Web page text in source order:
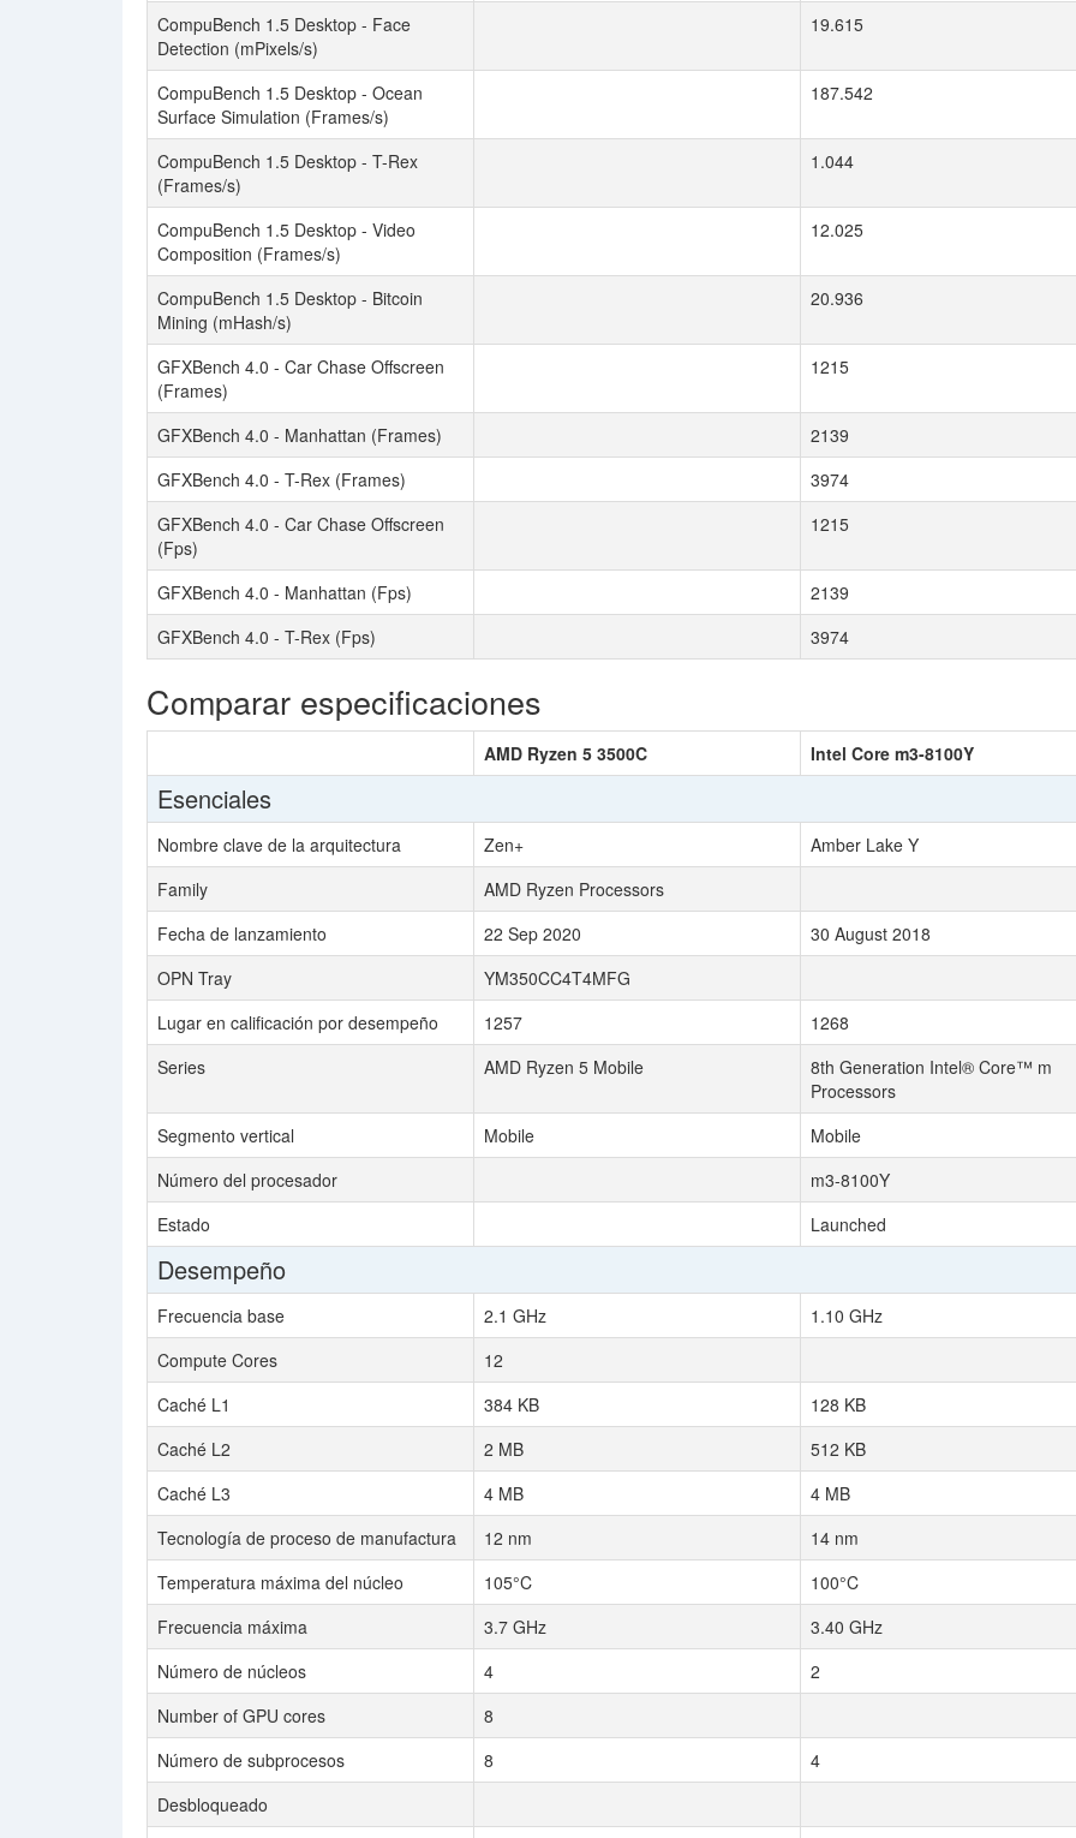
CompuBench 1.5 Desktop - Face
Detection (mPixels/s)
19.615
CompuBench 1.5 Desktop - Ocean
Surface Simulation (Frames/s)
187.542
CompuBench 1.5 Desktop - T-Rex
(Frames/s)
1.044
CompuBench 1.5 Desktop - Video
Composition (Frames/s)
12.025
CompuBench 1.5 Desktop - Bitcoin
Mining (mHash/s)
20.936
GFXBench 4.0 - Car Chase Offscreen
(Frames)
1215
GFXBench 4.0 - Manhattan (Frames)
2139
GFXBench 4.0 - T-Rex (Frames)
3974
GFXBench 4.0 - Car Chase Offscreen
(Fps)
1215
GFXBench 4.0 - Manhattan (Fps)
2139
GFXBench 4.0 - T-Rex (Fps)
3974
Comparar especificaciones
AMD Ryzen 5 3500C Intel Core m3-8100Y
Esenciales
Nombre clave de la arquitectura Zen+
Amber Lake Y
Family
AMD Ryzen Processors
Fecha de lanzamiento
22 Sep 2020
30 August 2018
OPN Tray
YM350CC4T4MFG
Lugar en calificación por desempeño
1257
1268
Series
AMD Ryzen 5 Mobile
8th Generation Intel® Core™ m
Processors
Segmento vertical
Mobile
Mobile
Número del procesador
m3-8100Y
Estado
Launched
Desempeño
Frecuencia base 2.1 GHz
1.10 GHz
Compute Cores
12
Caché L1
384 KB
128 KB
Caché L2
2 MB
512 KB
Caché L3
4 MB
4 MB
Tecnología de proceso de manufactura
12 nm
14 nm
Temperatura máxima del núcleo
105°C
100°C
Frecuencia máxima
3.7 GHz
3.40 GHz
Número de núcleos
4
2
Number of GPU cores
8
Número de subprocesos
8
4
Desbloqueado